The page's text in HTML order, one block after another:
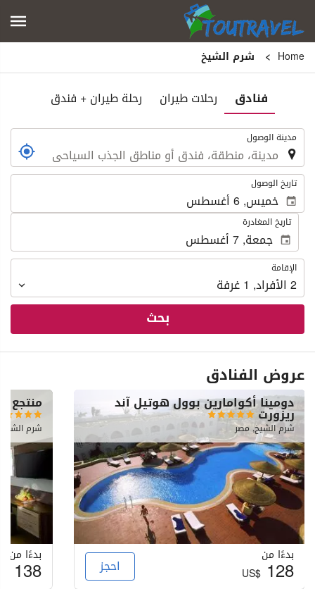
Home شرم الشيخ
فنادق رحلات طيران رحلة طيران + فندق
. مدينة الوصول
. تاريخ الوصول
تاريخ المغادرة
الإقامة
الإقامة
2 الأفراد,
1غرفة
بحث
عروض الفنادق
دومينا أكوامارين بوول هوتيل آند
ريزورت
شرم الشيخ, مصر
بدءًا من
US$128 احجز
منتجع
شرم
بدءًا من
138